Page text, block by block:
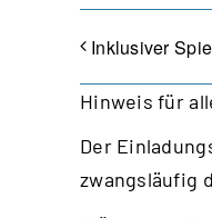
Inklusiver
Hinweis für
Der
zwangsläufig